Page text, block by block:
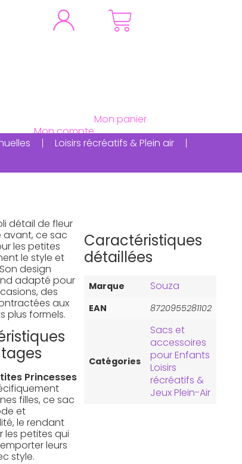
Loisirs récréatifs & Plein air
détail de fleur
avant, ce sac
les petites
le style et
design
adapté pour
des
aux
plus formels.
Princesses
filles, ce sac
et
le rendant
les petites qui
leurs
style.
Caractéristiques
détaillées
Marque Souza
EAN 8720955281102
Catégories
Sacs et
accessoires
pour Enfants
Loisirs
récréatifs &
Jeux Plein-Air